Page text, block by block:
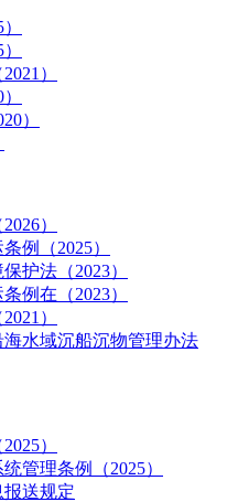
）
）
）
例（2025）
护法（2023）
例在（2023）
）
水域沉船沉物管理办法
）
管理条例（2025）
送规定